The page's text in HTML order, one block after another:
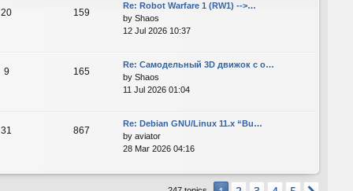
20 159
Re: Robot Warfare 1 (RW1) -->…
by Shaos
12 Jul 2026 10:37
9 165
Re: Самодельный 3D движок с о…
by Shaos
11 Jul 2026 01:04
31 867
Re: Debian GNU/Linux 11.x “Bu…
by aviator
28 Mar 2026 04:16